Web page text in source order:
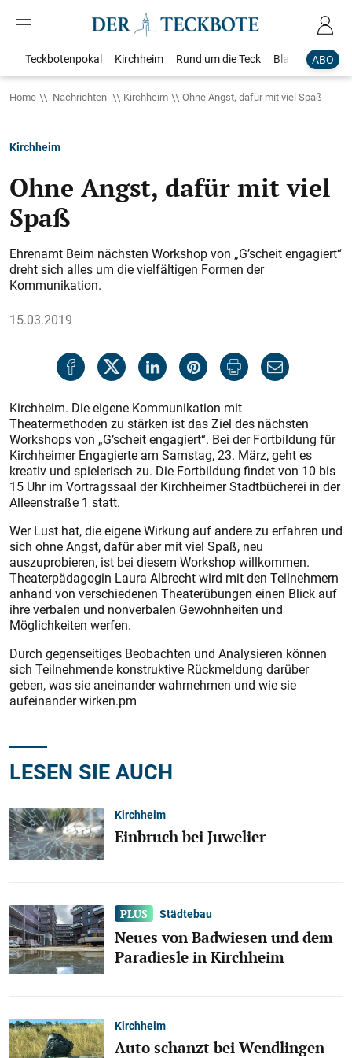
ABO
Teckbotenpokal Kirchheim Rund um die Teck Blaulicht
Home Nachrichten Kirchheim Ohne Angst, dafür mit viel Spaß
Kirchheim
Ohne Angst, dafür mit viel
Spaß
Ehrenamt Beim nächsten Workshop von „G’scheit engagiert“
dreht sich alles um die vielfältigen Formen der
Kommunikation.
15.03.2019
Kirchheim. Die eigene Kommunikation mit
Theatermethoden zu stärken ist das Ziel des nächsten
Workshops von „G’scheit engagiert“. Bei der Fortbildung für
Kirchheimer Engagierte am Samstag, 23. März, geht es
kreativ und spielerisch zu. Die Fortbildung findet von 10 bis
15 Uhr im Vortragssaal der Kirchheimer Stadtbücherei in der
Alleenstraße 1 statt.
Wer Lust hat, die eigene Wirkung auf andere zu erfahren und
sich ohne Angst, dafür aber mit viel Spaß, neu
auszuprobieren, ist bei diesem Workshop willkommen.
Theaterpädagogin Laura Albrecht wird mit den Teilnehmern
anhand von verschiedenen Theaterübungen einen Blick auf
ihre verbalen und nonverbalen Gewohnheiten und
Möglichkeiten werfen.
Durch gegenseitiges Beobachten und Analysieren können
sich Teilnehmende konstruktive Rückmeldung darüber
geben, was sie aneinander wahrnehmen und wie sie
aufeinander wirken.pm
LESEN SIE AUCH
Kirchheim
Einbruch bei Juwelier
Städtebau
Neues von Badwiesen und dem
Paradiesle in Kirchheim
Kirchheim
Auto schanzt bei Wendlingen